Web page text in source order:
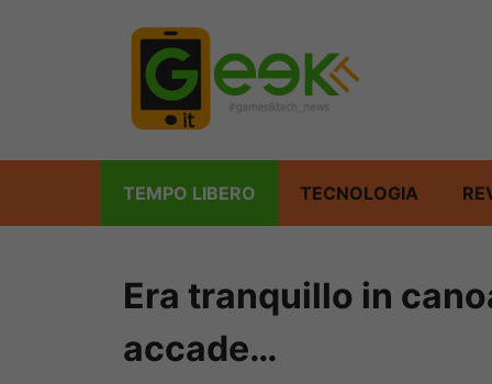
TEMPO LIBERO TECNOLOGIA
Era tranquillo in
accade…